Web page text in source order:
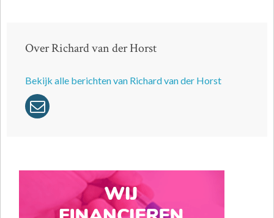
Over Richard van der Horst
Bekijk alle berichten van Richard van der Horst